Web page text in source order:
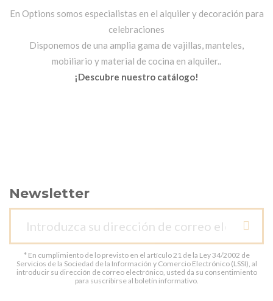
En Options somos especialistas en el alquiler y decoración para
celebraciones
Disponemos de una amplia gama de vajillas, manteles,
mobiliario y material de cocina en alquiler..
¡Descubre nuestro catálogo!
Newsletter
* En cumplimiento de lo previsto en el artículo 21 de la Ley 34/2002 de
Servicios de la Sociedad de la Información y Comercio Electrónico (LSSI), al
introducir su dirección de correo electrónico, usted da su consentimiento
para suscribirse al boletín informativo.